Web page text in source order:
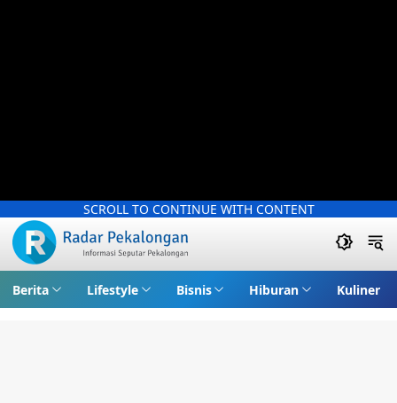
SCROLL TO CONTINUE WITH CONTENT
Berita Lifestyle Bisnis Hiburan Kuliner